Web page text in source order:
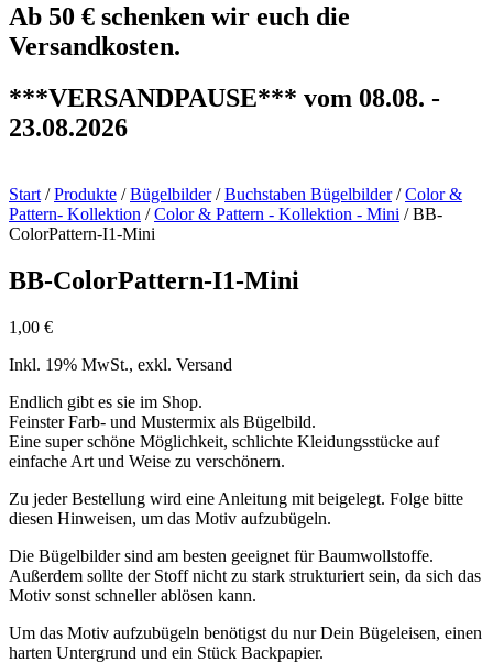
Ab 50 € schenken wir euch die
Versandkosten.
***VERSANDPAUSE*** vom 08.08. -
23.08.2026
Start /Produkte /Bügelbilder/Buchstaben Bügelbilder/Color &
Pattern- Kollektion /Color & Pattern - Kollektion - Mini / BB-
ColorPattern-I1-Mini
BB-ColorPattern-I1-Mini
1,00 €
Inkl. 19% MwSt., exkl. Versand
Endlich gibt es sie im Shop.
Feinster Farb- und Mustermix als Bügelbild.
Eine super schöne Möglichkeit, schlichte Kleidungsstücke auf
einfache Art und Weise zu verschönern.
Zu jeder Bestellung wird eine Anleitung mit beigelegt. Folge bitte
diesen Hinweisen, um das Motiv aufzubügeln.
Die Bügelbilder sind am besten geeignet für Baumwollstoffe.
Außerdem sollte der Stoff nicht zu stark strukturiert sein, da sich das
Motiv sonst schneller ablösen kann.
Um das Motiv aufzubügeln benötigst du nur Dein Bügeleisen, einen
harten Untergrund und ein Stück Backpapier.